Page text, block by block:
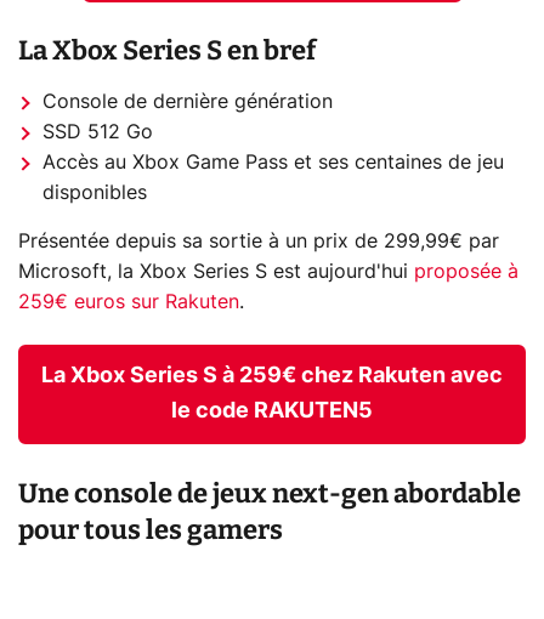
La Xbox Series S en bref
Console de dernière génération
SSD 512 Go
Accès au Xbox Game Pass et ses centaines de jeu
disponibles
Présentée depuis sa sortie à un prix de 299,99€ par
Microsoft, la Xbox Series S est aujourd'hui proposée à
259€ euros sur Rakuten.
La Xbox Series S à 259€ chez Rakuten avec
le code RAKUTEN5
Une console de jeux next-gen abordable
pour tous les gamers